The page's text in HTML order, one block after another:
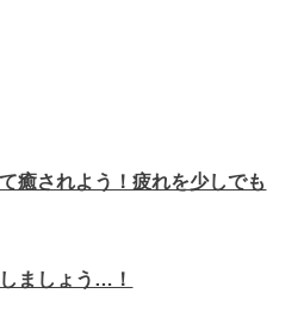
癒されよう！疲れを少しでも
ましょう…！